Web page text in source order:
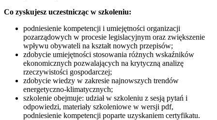
Co zyskujesz uczestnicząc w szkoleniu:
podniesienie kompetencji i umiejętności organizacji
pozarządowych w procesie legislacyjnym oraz zwiększenie
wpływu obywateli na kształt nowych przepisów;
zdobycie umiejętności stosowania różnych wskaźników
ekonomicznych pozwalających na krytyczną analizę
rzeczywistości gospodarczej;
zdobycie wiedzy w zakresie najnowszych trendów
energetyczno-klimatycznych;
szkolenie obejmuje: udział w szkoleniu z sesją pytań i
odpowiedzi, materiały szkoleniowe w wersji pdf,
podniesienie kompetencji poparte uzyskaniem certyfikatu.